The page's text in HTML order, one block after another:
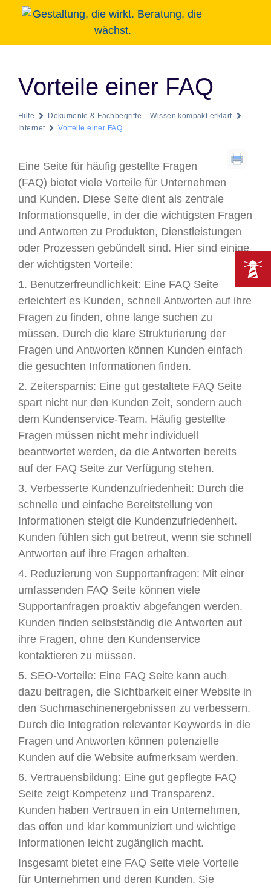
Vorteile einer FAQ
Hilfe
Dokumente & Fachbegriffe – Wissen kompakt erklärt
Internet
Vorteile einer FAQ
Eine Seite für häufig gestellte Fragen
(FAQ) bietet viele Vorteile für Unternehmen
und Kunden. Diese Seite dient als zentrale
Informationsquelle, in der die wichtigsten Fragen
und Antworten zu Produkten, Dienstleistungen
oder Prozessen gebündelt sind. Hier sind einige
der wichtigsten Vorteile:
1. Benutzerfreundlichkeit: Eine FAQ Seite
erleichtert es Kunden, schnell Antworten auf ihre
Fragen zu finden, ohne lange suchen zu
müssen. Durch die klare Strukturierung der
Fragen und Antworten können Kunden einfach
die gesuchten Informationen finden.
2. Zeitersparnis: Eine gut gestaltete FAQ Seite
spart nicht nur den Kunden Zeit, sondern auch
dem Kundenservice-Team. Häufig gestellte
Fragen müssen nicht mehr individuell
beantwortet werden, da die Antworten bereits
auf der FAQ Seite zur Verfügung stehen.
3. Verbesserte Kundenzufriedenheit: Durch die
schnelle und einfache Bereitstellung von
Informationen steigt die Kundenzufriedenheit.
Kunden fühlen sich gut betreut, wenn sie schnell
Antworten auf ihre Fragen erhalten.
4. Reduzierung von Supportanfragen: Mit einer
umfassenden FAQ Seite können viele
Supportanfragen proaktiv abgefangen werden.
Kunden finden selbstständig die Antworten auf
ihre Fragen, ohne den Kundenservice
kontaktieren zu müssen.
5. SEO-Vorteile: Eine FAQ Seite kann auch
dazu beitragen, die Sichtbarkeit einer Website in
den Suchmaschinenergebnissen zu verbessern.
Durch die Integration relevanter Keywords in die
Fragen und Antworten können potenzielle
Kunden auf die Website aufmerksam werden.
6. Vertrauensbildung: Eine gut gepflegte FAQ
Seite zeigt Kompetenz und Transparenz.
Kunden haben Vertrauen in ein Unternehmen,
das offen und klar kommuniziert und wichtige
Informationen leicht zugänglich macht.
Insgesamt bietet eine FAQ Seite viele Vorteile
für Unternehmen und deren Kunden. Sie